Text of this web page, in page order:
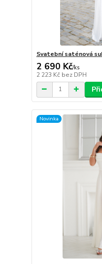
Svatební saténová
2 690 Kč/ks
2 223 Kč bez DPH
Novinka